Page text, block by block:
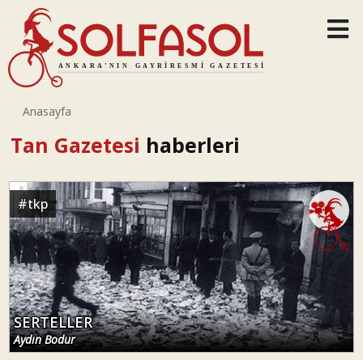
Anasayfa
Tan Gazetesi haberleri
#tkp
SERTELLER
Aydın Bodur